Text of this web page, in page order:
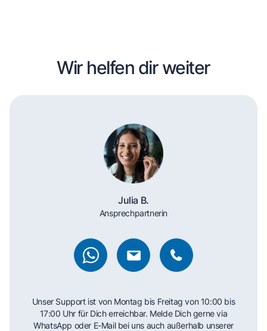
Wir helfen dir weiter
Julia B.
Ansprechpartnerin
Unser Support ist von Montag bis Freitag von 10:00 bis
17:00 Uhr für Dich erreichbar. Melde Dich gerne via
WhatsApp oder E-Mail bei uns auch außerhalb unserer